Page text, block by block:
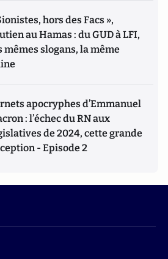
hors des Facs »,
au Hamas : du GUD à LFI,
mêmes slogans, la même
apocryphes d’Emmanuel
: l’échec du RN aux
de 2024, cette grande
- Episode 2